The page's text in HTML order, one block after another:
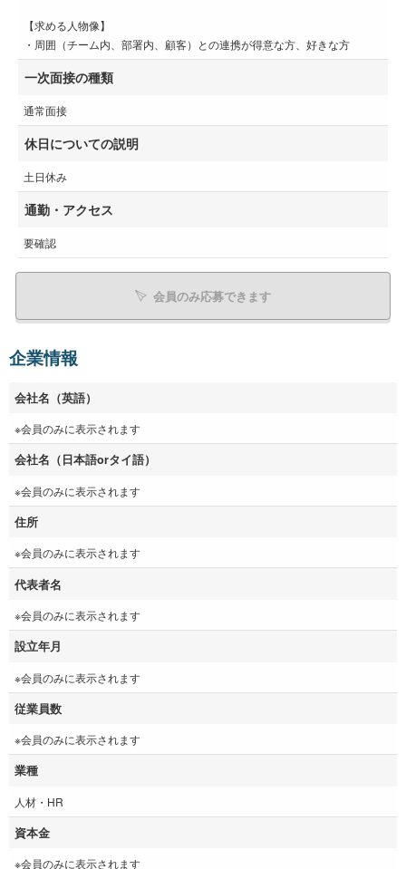
【求める人物像】
・周囲（チーム内、部署内、顧客）との連携が得意な方、好きな方
一次面接の種類
通常面接
休日についての説明
土日休み
通勤・アクセス
要確認
会員のみ応募できます
企業情報
会社名（英語）
※会員のみに表示されます
会社名（日本語orタイ語）
※会員のみに表示されます
住所
※会員のみに表示されます
代表者名
※会員のみに表示されます
設立年月
※会員のみに表示されます
従業員数
※会員のみに表示されます
業種
人材・HR
資本金
※会員のみに表示されます